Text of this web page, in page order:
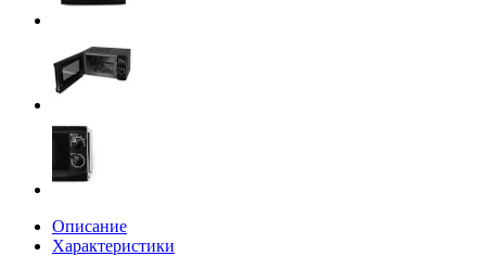
Описание
Характеристики